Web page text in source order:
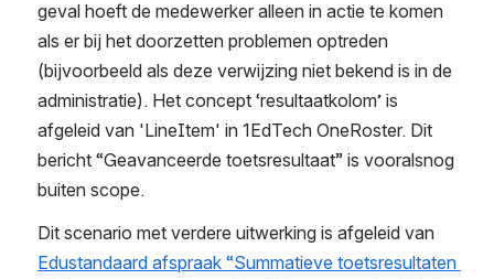
geval hoeft de medewerker alleen in actie te komen
als er bij het doorzetten problemen optreden
(bijvoorbeeld als deze verwijzing niet bekend is in de
administratie). Het concept ‘resultaatkolom’ is
afgeleid van 'LineItem' in 1EdTech OneRoster. Dit
bericht “Geavanceerde toetsresultaat” is vooralsnog
buiten scope.
Edustandaard afspraak “Summatieve toetsresultaten